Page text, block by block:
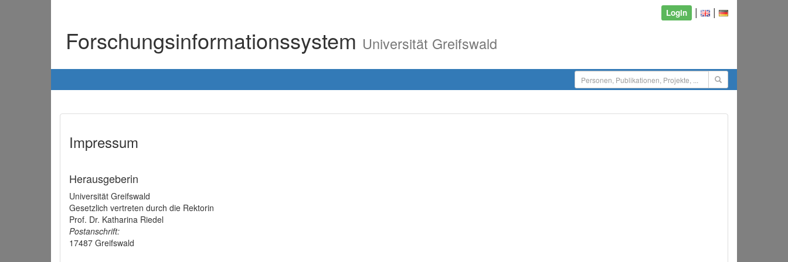
Login | |
Forschungsinformationssystem Universität Greifswald
Impressum
Herausgeberin
Universität Greifswald
Gesetzlich vertreten durch die Rektorin
Prof. Dr. Katharina Riedel
Postanschrift:
17487 Greifswald